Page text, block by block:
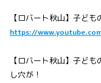
【ロバート秋山】子ど
https://
【ロバート秋山】子ど
し穴が！